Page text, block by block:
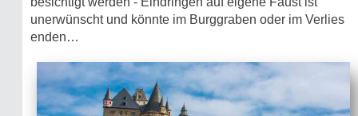
unerwünscht und könnte im Burggraben oder im Verlies
enden…